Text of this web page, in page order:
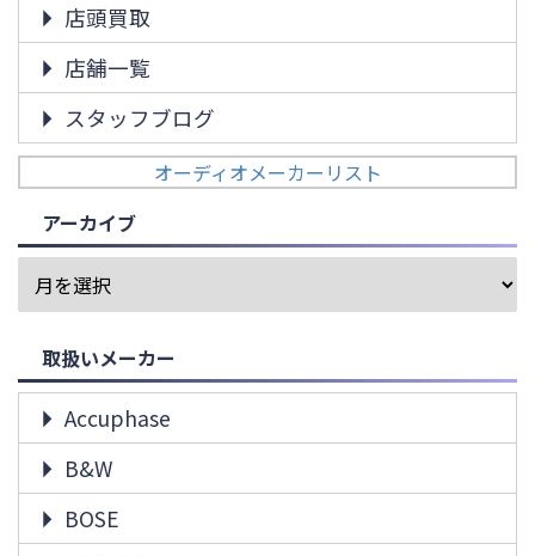
店頭買取
店舗一覧
スタッフブログ
オーディオメーカーリスト
アーカイブ
取扱いメーカー
Accuphase
B&W
BOSE